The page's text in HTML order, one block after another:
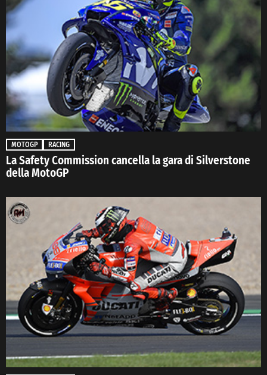
MOTOGP RACING
La Safety Commission cancella la gara di Silverstone
della MotoGP